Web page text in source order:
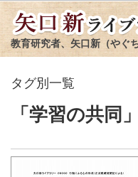
教育研究者、矢口新（やぐ
タグ別一覧
「学習の共同」